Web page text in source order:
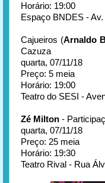
Horário: 19:00
Espaço BNDES -
Cajueiros (Arnaldo
Cazuza
quarta, 07/11/18
Preço: 5 meia
Horário: 19:00
Teatro do SESI -
Zé Milton -
quarta, 07/11/18
Preço: 25 meia
Horário: 19:30
Teatro Rival - Rua